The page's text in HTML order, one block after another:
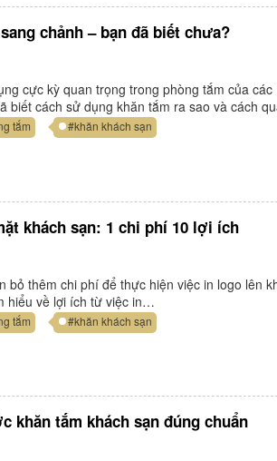
chảnh – bạn đã biết chưa?
cực kỳ quan trọng trong phòng tắm của các
biết cách sử dụng khăn tắm ra sao và cách
tắm
#khăn khách sạn
khách sạn: 1 chi phí 10 lợi ích
bỏ thêm chi phí để thực hiện việc in logo lên
hiểu về lợi ích từ việc in…
tắm
#khăn khách sạn
khăn tắm khách sạn đúng chuẩn